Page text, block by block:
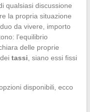
qualsiasi discussione
la propria situazione
da vivere, importo
l’equilibrio
delle proprie
tassi , siano essi fissi
disponibili, ecco